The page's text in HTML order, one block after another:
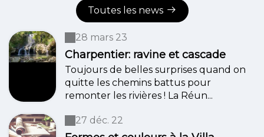
Toutes les news
28 mars 23
Charpentier: ravine et cascade
Toujours de belles surprises quand on
quitte les chemins battus pour
remonter les rivières ! La Réun...
27 déc. 22